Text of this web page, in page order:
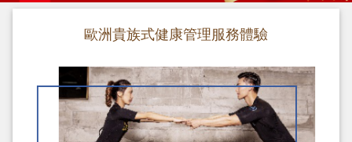
歐洲貴族式健康管理服務體驗